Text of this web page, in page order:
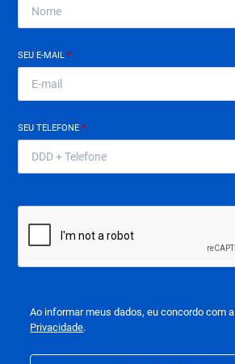
SEU E-MAIL*
SEU TELEFONE*
Ao informar meus dados, eu concordo com a
Privacidade.